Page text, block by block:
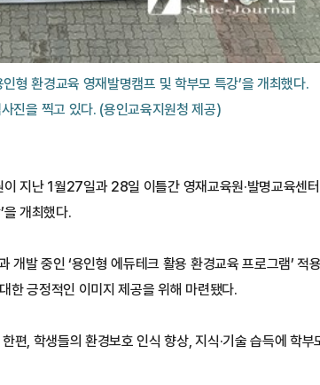
형 환경교육 영재발명캠프 및 학부모 특강’을 개최했다.
진을 찍고 있다. (용인교육지원청 제공)
지난 1월27일과 28일 이틀간 영재교육원·발명교육센
개최했다.
발 중인 ‘용인형 에듀테크 활용 환경교육 프로그램’ 적
한 긍정적인 이미지 제공을 위해 마련됐다.
, 학생들의 환경보호 인식 향상, 지식·기술 습득에 학부